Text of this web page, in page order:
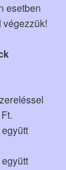
esetben
végezzük!